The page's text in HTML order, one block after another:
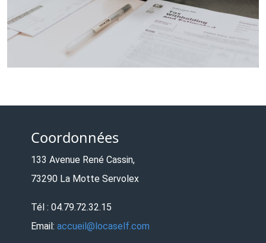
Coordonnées
133 Avenue René Cassin,
73290 La Motte Servolex
Tél : 04.79.72.32.15
Email: accueil@locaself.com